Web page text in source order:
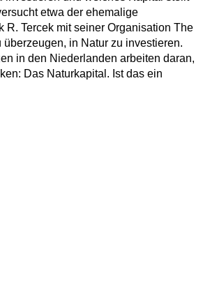
etwa der ehemalige
R. Tercek mit seiner Organisation The
in Natur zu investieren.
in den Niederlanden arbeiten daran,
Das Naturkapital. Ist das ein